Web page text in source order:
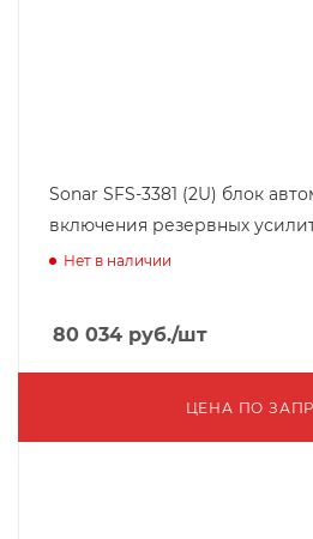
Sonar SFS-3381 (2U) блок
включения резервных
Нет в наличии
80 034 руб./шт
ЦЕНА ПО